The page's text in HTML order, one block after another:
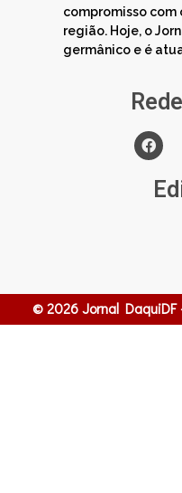
compromisso com
região. Hoje, o
germânico e é
© 2026 Jornal